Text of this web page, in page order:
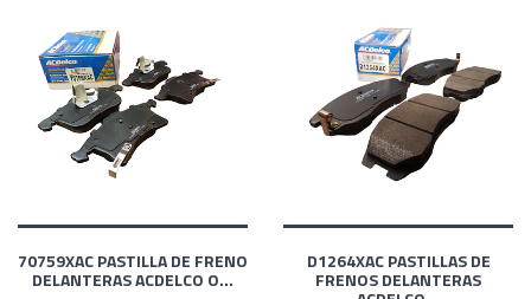
70759XAC PASTILLA DE FRENO
DELANTERAS ACDELCO O...
D1264XAC PASTILLAS DE
FRENOS DELANTERAS